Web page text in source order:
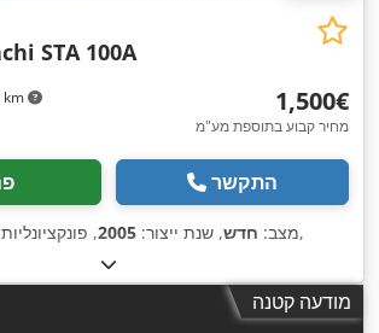
km
STA 100A
‏1,500 ‏€
מחיר קבוע בתוספת מע"מ
התקשר
מצב: חדש, שנת ייצור: 2005
, ,
מודעה קטנה